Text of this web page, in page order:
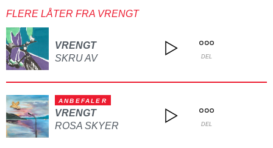
FLERE LÅTER FRA VRENGT
VRENGT
SKRU AV
DEL
ANBEFALER
VRENGT
ROSA SKYER
DEL